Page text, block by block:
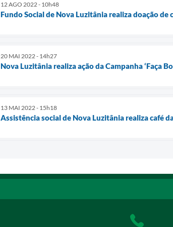
12 AGO 2022 - 10h48
Fundo Social de Nova Luzitânia realiza doação de
20 MAI 2022 - 14h27
Nova Luzitânia realiza ação da Campanha ‘Faça
13 MAI 2022 - 15h18
Assistência social de Nova Luzitânia realiza café